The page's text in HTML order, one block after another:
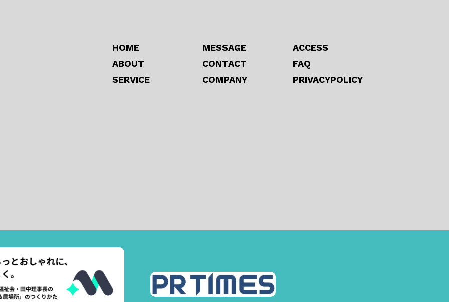
HOME
ABOUT
SERVICE
MESSAGE
CONTACT
COMPANY
ACCESS
FAQ
PRIVACYPOLICY